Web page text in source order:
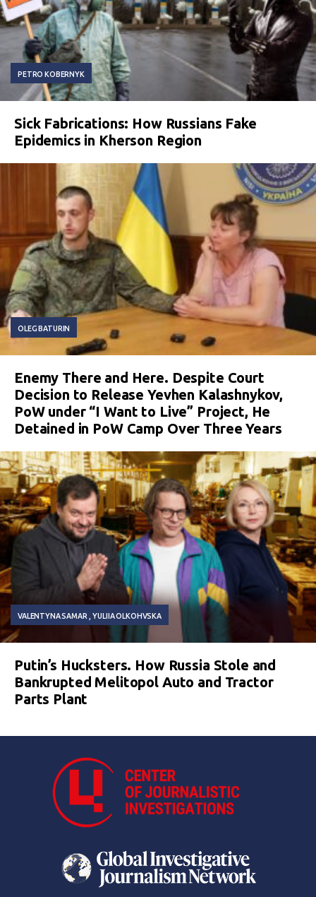
PETRO KOBERNYK
Sick Fabrications: How Russians Fake
Epidemics in Kherson Region
OLEG BATURIN
Enemy There and Here. Despite Court
Decision to Release Yevhen Kalashnykov,
PoW under “I Want to Live” Project, He
Detained in PoW Camp Over Three Years
VALENTYNA SAMAR YULIIA OLKOHVSKA
Putin’s Hucksters. How Russia Stole and
Bankrupted Melitopol Auto and Tractor
Parts Plant